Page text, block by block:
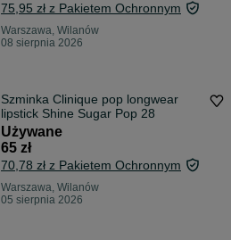
75,95 zł z Pakietem Ochronnym
Warszawa, Wilanów
08 sierpnia 2026
Szminka Clinique pop longwear
lipstick Shine Sugar Pop 28
Używane
65 zł
70,78 zł z Pakietem Ochronnym
Warszawa, Wilanów
05 sierpnia 2026